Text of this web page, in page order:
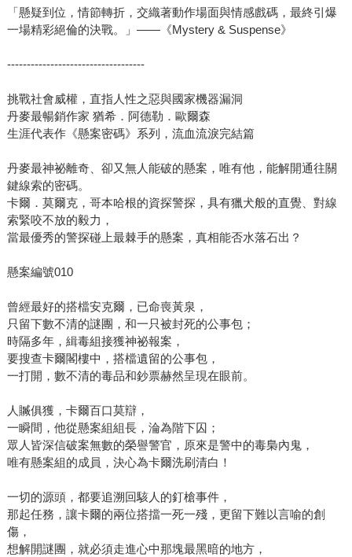
「懸疑到位，情節轉折，交織著動作場面與情感戲碼，最終引爆
一場精彩絕倫的決戰。」——《Mystery & Suspense》
-----------------------------------
挑戰社會威權，直指人性之惡與國家機器漏洞
丹麥最暢銷作家 猶希．阿德勒．歐爾森
生涯代表作《懸案密碼》系列，流血流淚完結篇
丹麥最神祕離奇、卻又無人能破的懸案，唯有他，能解開通往關
鍵線索的密碼。
卡爾．莫爾克，哥本哈根的資探警探，具有獵犬般的直覺、對線
索緊咬不放的毅力，
當最優秀的警探碰上最棘手的懸案，真相能否水落石出？
懸案編號010
曾經最好的搭檔安克爾，已命喪黃泉，
只留下數不清的謎團，和一只被封死的公事包；
時隔多年，緝毒組接獲神祕報案，
要搜查卡爾閣樓中，搭檔遺留的公事包，
一打開，數不清的毒品和鈔票赫然呈現在眼前。
人贓俱獲，卡爾百口莫辯，
一瞬間，他從懸案組組長，淪為階下囚；
眾人皆深信破案無數的榮譽警官，原來是警中的毒梟內鬼，
唯有懸案組的成員，決心為卡爾洗刷清白！
一切的源頭，都要追溯回駭人的釘槍事件，
那起任務，讓卡爾的兩位搭擋一死一殘，更留下難以言喻的創
傷，
想解開謎團，就必須走進心中那塊最黑暗的地方，